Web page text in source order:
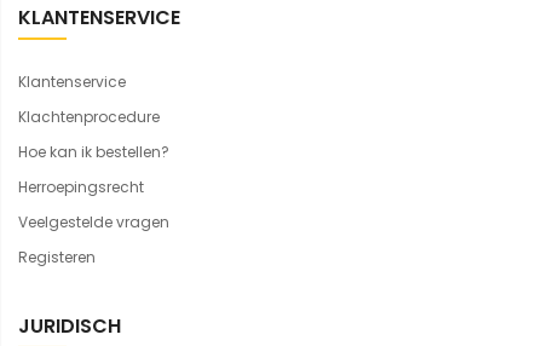
KLANTENSERVICE
Klantenservice
Klachtenprocedure
Hoe kan ik bestellen?
Herroepingsrecht
Veelgestelde vragen
Registeren
JURIDISCH